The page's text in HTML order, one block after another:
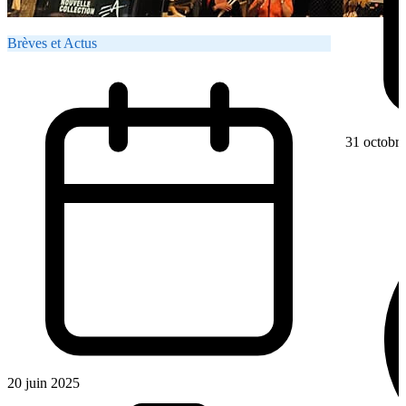
Brèves et Actus
20 juin 2025
31